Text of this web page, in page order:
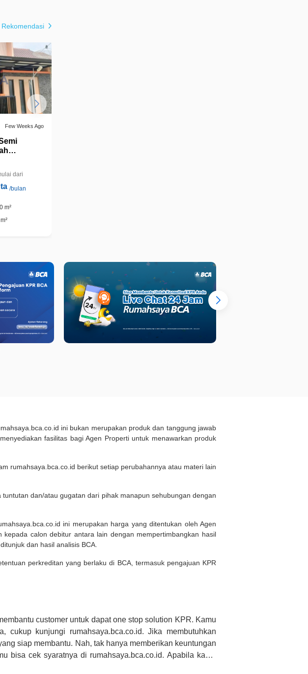
Few Weeks Ago
dari
/bulan
m²
ini bukan merupakan produk dan tanggung jawab
fasilitas bagi Agen Properti untuk menawarkan produk
rumahsaya.bca.co.id berikut setiap perubahannya atau materi lain
dan/atau gugatan dari pihak manapun sehubungan dengan
ini merupakan harga yang ditentukan oleh Agen
calon debitur antara lain dengan mempertimbangkan hasil
dan hasil analisis BCA.
perkreditan yang berlaku di BCA, termasuk pengajuan KPR
customer untuk dapat one stop solution KPR. Kamu
kunjungi rumahsaya.bca.co.id. Jika membutuhkan
siap membantu. Nah, tak hanya memberikan keuntungan
bisa cek syaratnya di rumahsaya.bca.co.id. Apabila kamu